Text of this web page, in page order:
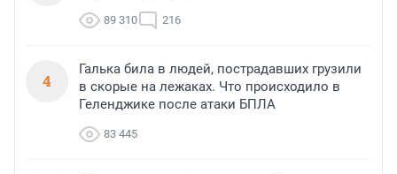
89 310 216
4
Галька била в людей, пострадавших грузили
в скорые на лежаках. Что происходило в
Геленджике после атаки БПЛА
83 445